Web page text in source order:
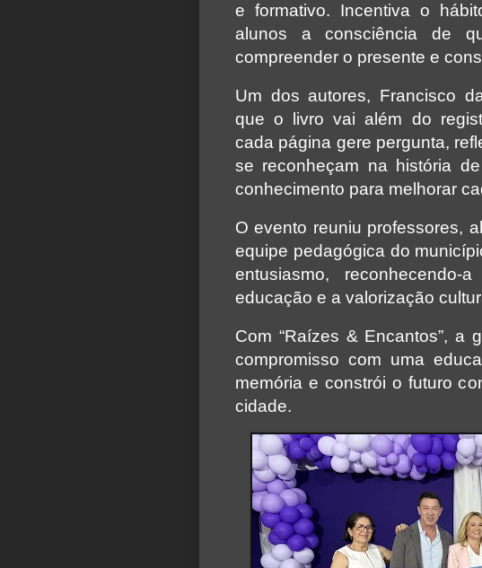
e formativo. Incentiva o
alunos a consciência de
compreender o presente e
Um dos autores, Francisco
que o livro vai além do
cada página gere pergunta,
se reconheçam na história
conhecimento para melhorar
O evento reuniu professores,
equipe pedagógica do
entusiasmo,
educação e a valorização
Com “Raízes & Encantos”, a
compromisso com uma
memória e constrói o futuro
cidade.